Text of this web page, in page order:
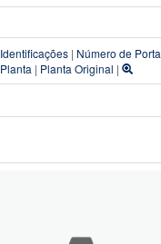
Identificações | Número de Porta
Planta | Planta Original |